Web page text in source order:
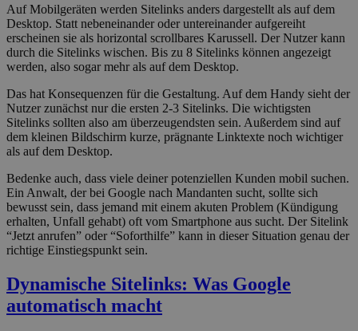
Auf Mobilgeräten werden Sitelinks anders dargestellt als auf dem
Desktop. Statt nebeneinander oder untereinander aufgereiht
erscheinen sie als horizontal scrollbares Karussell. Der Nutzer kann
durch die Sitelinks wischen. Bis zu 8 Sitelinks können angezeigt
werden, also sogar mehr als auf dem Desktop.
Das hat Konsequenzen für die Gestaltung. Auf dem Handy sieht der
Nutzer zunächst nur die ersten 2-3 Sitelinks. Die wichtigsten
Sitelinks sollten also am überzeugendsten sein. Außerdem sind auf
dem kleinen Bildschirm kurze, prägnante Linktexte noch wichtiger
als auf dem Desktop.
Bedenke auch, dass viele deiner potenziellen Kunden mobil suchen.
Ein Anwalt, der bei Google nach Mandanten sucht, sollte sich
bewusst sein, dass jemand mit einem akuten Problem (Kündigung
erhalten, Unfall gehabt) oft vom Smartphone aus sucht. Der Sitelink
“Jetzt anrufen” oder “Soforthilfe” kann in dieser Situation genau der
richtige Einstiegspunkt sein.
Dynamische Sitelinks: Was Google
automatisch macht